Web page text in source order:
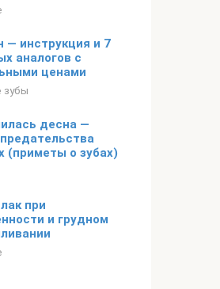
— инструкция и 7
аналогов с
ценами
зубы
десна —
(приметы о зубах)
при
и грудном